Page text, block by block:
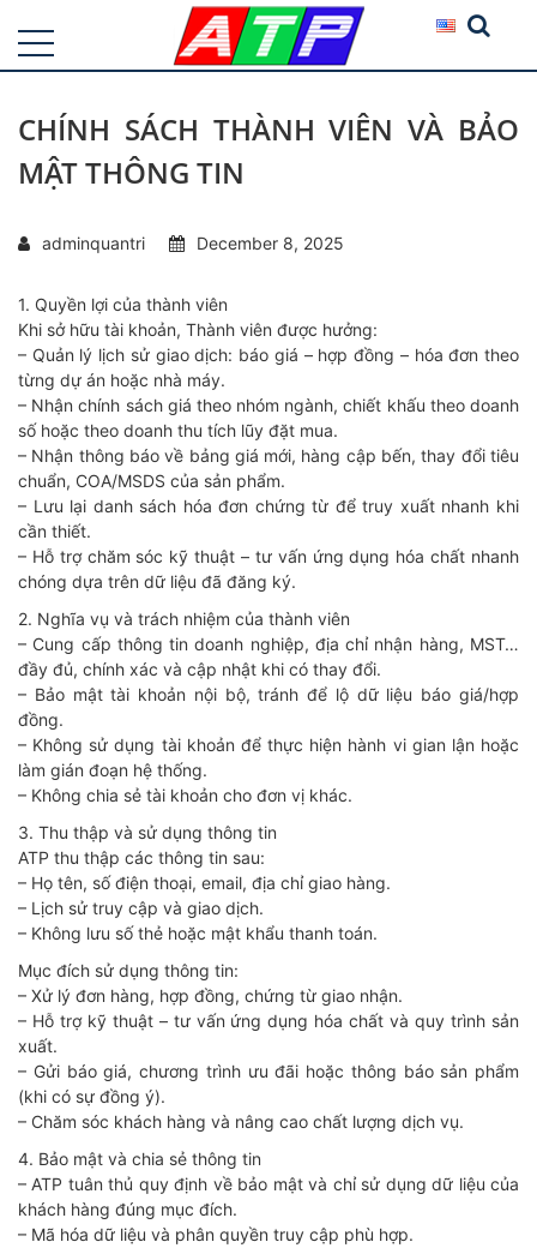
CHÍNH SÁCH THÀNH VIÊN VÀ BẢO
MẬT THÔNG TIN
adminquantri December 8, 2025
1. Quyền lợi của thành viên
Khi sở hữu tài khoản, Thành viên được hưởng:
– Quản lý lịch sử giao dịch: báo giá – hợp đồng – hóa đơn theo
từng dự án hoặc nhà máy.
– Nhận chính sách giá theo nhóm ngành, chiết khấu theo doanh
số hoặc theo doanh thu tích lũy đặt mua.
– Nhận thông báo về bảng giá mới, hàng cập bến, thay đổi tiêu
chuẩn, COA/MSDS của sản phẩm.
– Lưu lại danh sách hóa đơn chứng từ để truy xuất nhanh khi
cần thiết.
– Hỗ trợ chăm sóc kỹ thuật – tư vấn ứng dụng hóa chất nhanh
chóng dựa trên dữ liệu đã đăng ký.
2. Nghĩa vụ và trách nhiệm của thành viên
– Cung cấp thông tin doanh nghiệp, địa chỉ nhận hàng, MST…
đầy đủ, chính xác và cập nhật khi có thay đổi.
– Bảo mật tài khoản nội bộ, tránh để lộ dữ liệu báo giá/hợp
đồng.
– Không sử dụng tài khoản để thực hiện hành vi gian lận hoặc
làm gián đoạn hệ thống.
– Không chia sẻ tài khoản cho đơn vị khác.
3. Thu thập và sử dụng thông tin
ATP thu thập các thông tin sau:
– Họ tên, số điện thoại, email, địa chỉ giao hàng.
– Lịch sử truy cập và giao dịch.
– Không lưu số thẻ hoặc mật khẩu thanh toán.
Mục đích sử dụng thông tin:
– Xử lý đơn hàng, hợp đồng, chứng từ giao nhận.
– Hỗ trợ kỹ thuật – tư vấn ứng dụng hóa chất và quy trình sản
xuất.
– Gửi báo giá, chương trình ưu đãi hoặc thông báo sản phẩm
(khi có sự đồng ý).
– Chăm sóc khách hàng và nâng cao chất lượng dịch vụ.
4. Bảo mật và chia sẻ thông tin
– ATP tuân thủ quy định về bảo mật và chỉ sử dụng dữ liệu của
khách hàng đúng mục đích.
– Mã hóa dữ liệu và phân quyền truy cập phù hợp.